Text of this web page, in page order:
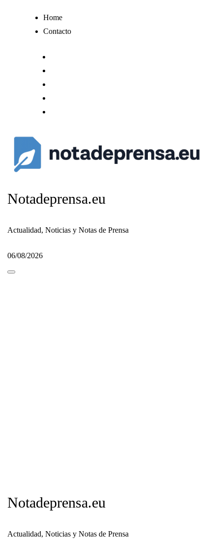
Home
Contacto
Notadeprensa.eu
Actualidad, Noticias y Notas de Prensa
06/08/2026
Notadeprensa.eu
Actualidad, Noticias y Notas de Prensa